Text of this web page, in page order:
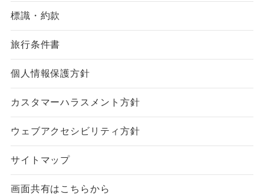
標識・約款
旅行条件書
個人情報保護方針
カスタマーハラスメント方針
ウェブアクセシビリティ方針
サイトマップ
画面共有はこちらから